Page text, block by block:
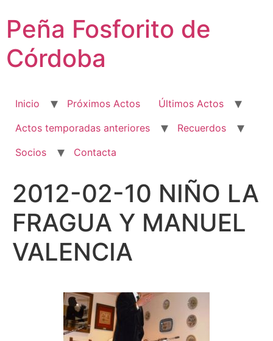
contenido
Peña Fosforito de
Córdoba
Inicio Próximos Actos
Últimos Actos
Actos temporadas anteriores
Recuerdos
Socios
Contacta
2012-02-10 NIÑO LA
FRAGUA Y MANUEL
VALENCIA